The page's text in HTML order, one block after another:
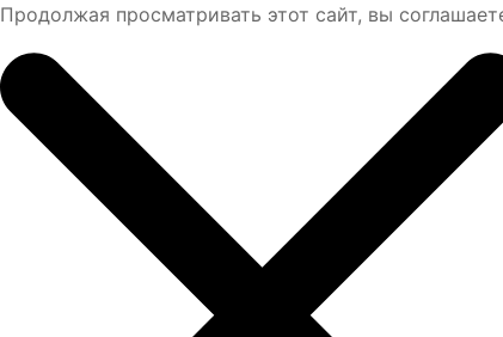
Продолжая просматривать этот сайт, вы